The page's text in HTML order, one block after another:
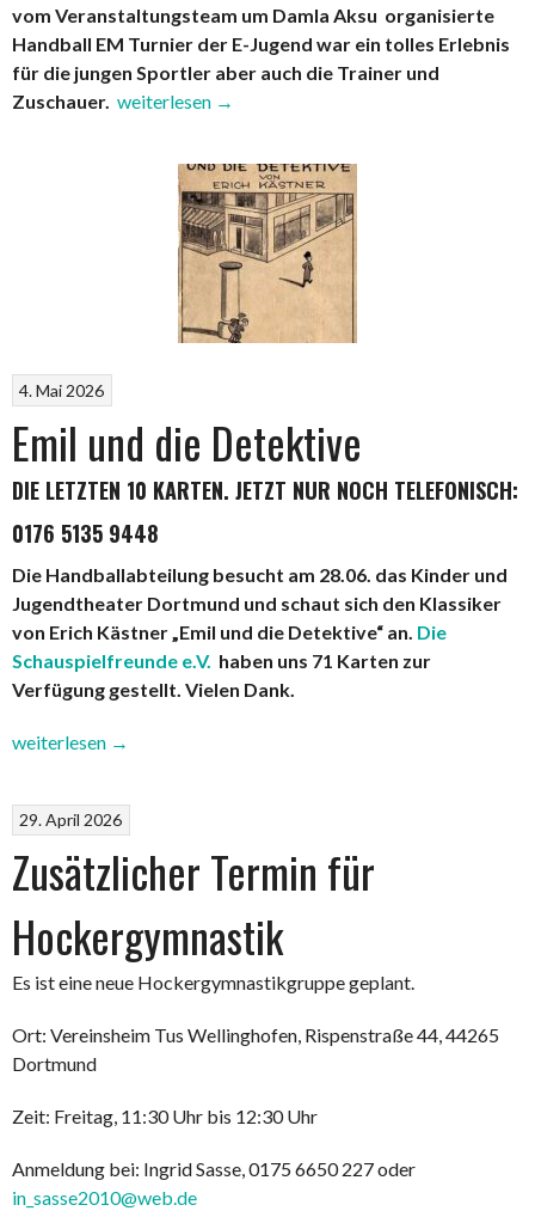
vom Veranstaltungsteam um Damla Aksu organisierte
Handball EM Turnier der E-Jugend war ein tolles Erlebnis
für die jungen Sportler aber auch die Trainer und
Zuschauer. „Mini
Wellinghofen“
weiterlesen →
4. Mai 2026
Emil und die Detektive
DIE LETZTEN 10 KARTEN. JETZT NUR NOCH TELEFONISCH:
0176 5135 9448
Die Handballabteilung besucht am 28.06. das Kinder und
Jugendtheater Dortmund und schaut sich den Klassiker
von Erich Kästner „Emil und die Detektive“ an. Die
Schauspielfreunde e.V. haben uns 71 Karten zur
Verfügung gestellt. Vielen Dank.
„Emil
Detektive“
weiterlesen →
29. April 2026
Zusätzlicher Termin für
Hockergymnastik
Es ist eine neue Hockergymnastikgruppe geplant.
Ort: Vereinsheim Tus Wellinghofen, Rispenstraße 44, 44265
Dortmund
Zeit: Freitag, 11:30 Uhr bis 12:30 Uhr
Anmeldung bei: Ingrid Sasse, 0175 6650 227 oder
in_sasse2010@web.de